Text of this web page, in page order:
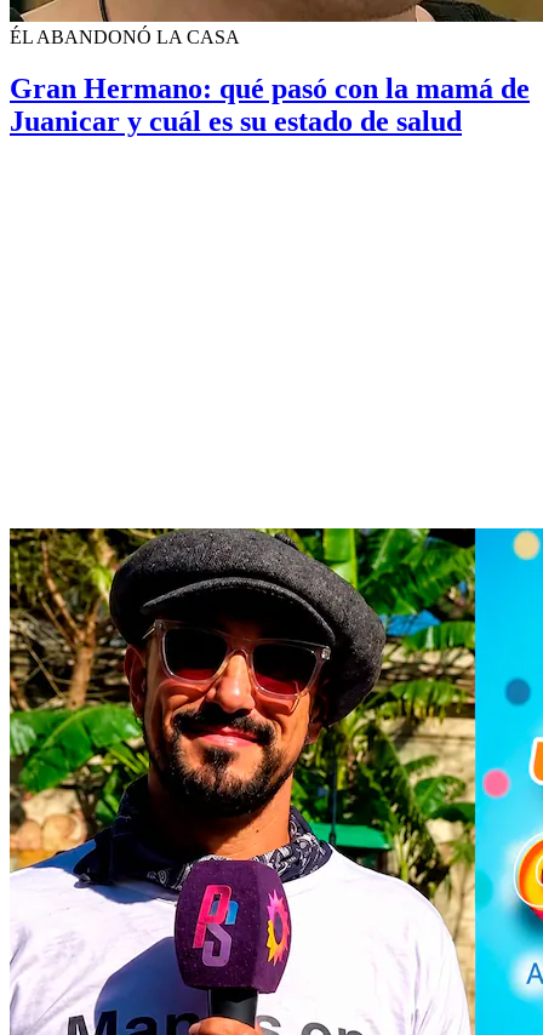
ÉL ABANDONÓ LA CASA
Gran Hermano: qué pasó con la mamá de
Juanicar y cuál es su estado de salud